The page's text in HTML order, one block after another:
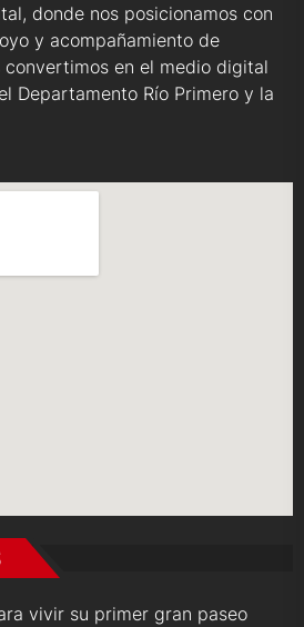
donde nos posicionamos con
y acompañamiento de
convertimos en el medio digital
Departamento Río Primero y la
vivir su primer gran paseo